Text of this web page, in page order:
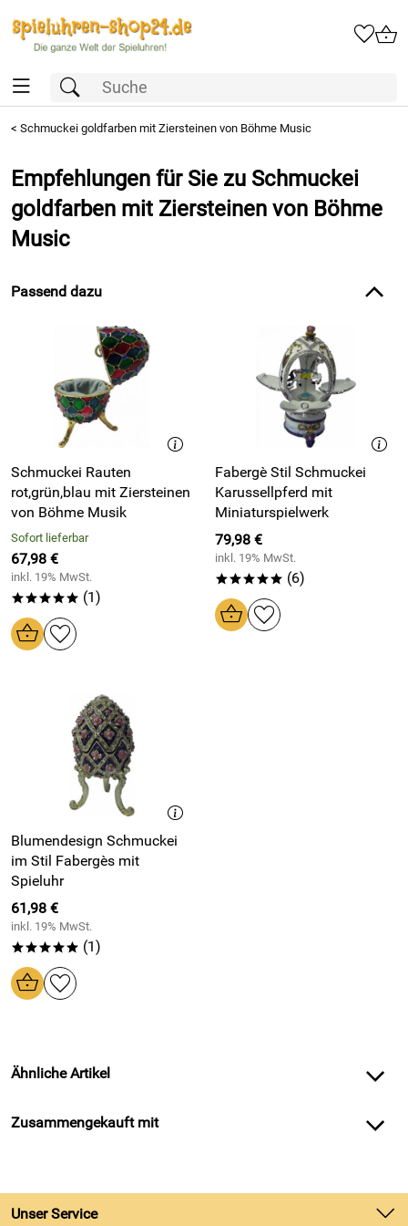
< Schmuckei goldfarben mit Ziersteinen von Böhme Music
Empfehlungen für Sie zu Schmuckei
goldfarben mit Ziersteinen von Böhme
Music
Passend dazu
Schmuckei Rauten
rot,grün,blau mit Ziersteinen
von Böhme Musik
Sofort lieferbar
67,98 €
inkl. 19% MwSt.
***** (1)
Fabergè Stil Schmuckei
Karussellpferd mit
Miniaturspielwerk
79,98 €
inkl. 19% MwSt.
***** (6)
Blumendesign Schmuckei
im Stil Fabergès mit
Spieluhr
61,98 €
inkl. 19% MwSt.
***** (1)
Ähnliche Artikel
Zusammengekauft mit
Unser Service